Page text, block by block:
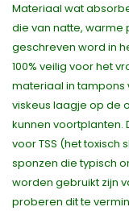
Materiaal wat
die van natte, warme
geschreven word in
100% veilig voor het
materiaal in
viskeus laagje op de
kunnen voortplanten.
voor TSS (het toxisch
sponzen die typisch
worden gebruikt zijn
proberen dit te